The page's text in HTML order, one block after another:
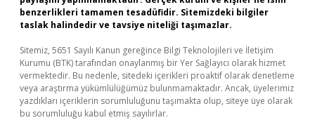
benzerlikleri tamamen tesadüfidir. Sitemizdeki bilgiler
taslak halindedir ve tavsiye niteliği taşımazlar.
Sitemiz, 5651 Sayılı Kanun gereğince Bilgi Teknolojileri ve İletişim
Kurumu (BTK) tarafından onaylanmış bir Yer Sağlayıcı olarak hizmet
vermektedir. Bu nedenle, sitedeki içerikleri proaktif olarak denetleme
veya araştırma yükümlülüğümüz bulunmamaktadır. Ancak, üyelerimiz
yazdıkları içeriklerin sorumluluğunu taşımakta olup, siteye üye olarak
bu sorumluluğu kabul etmiş sayılırlar.